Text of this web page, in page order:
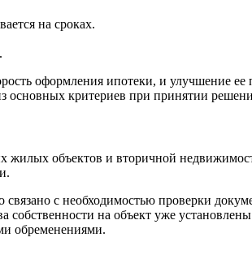
на сроках.
оформления ипотеки, и улучшение ее
основных критериев при принятии
объектов и вторичной
с необходимостью проверки
на объект уже
обременениями.